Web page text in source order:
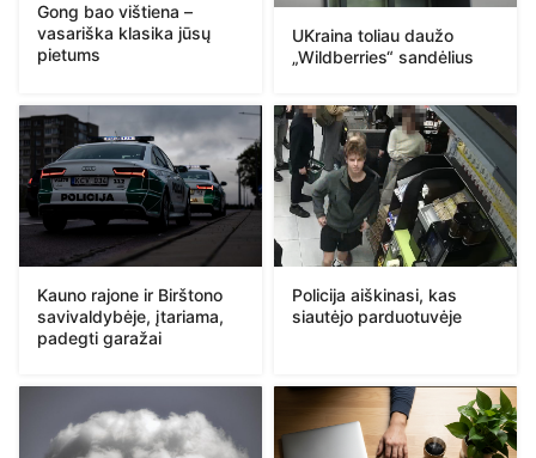
Gong bao vištiena –
vasariška klasika jūsų
pietums
UKraina toliau daužo
„Wildberries“ sandėlius
Kauno rajone ir Birštono
savivaldybėje, įtariama,
padegti garažai
Policija aiškinasi, kas
siautėjo parduotuvėje